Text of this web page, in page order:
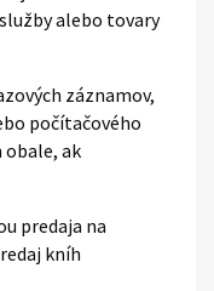
alebo tovary
záznamov,
počítačového
obale, ak
predaja na
kníh